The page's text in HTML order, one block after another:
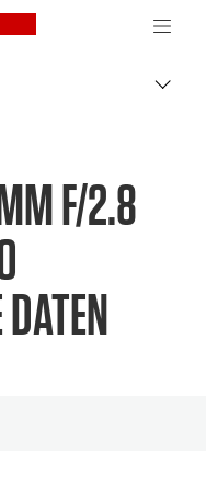
Canon Logo, back
Auf
F/2.8
breadcrumbs